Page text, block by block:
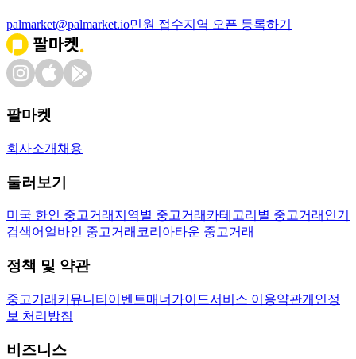
palmarket@palmarket.io민원 접수지역 오픈 등록하기
팔마켓
회사소개 채용
둘러보기
미국 한인 중고거래 지역별 중고거래 카테고리별 중고거래 인기
검색어 얼바인 중고거래 코리아타운 중고거래
정책 및 약관
중고거래 커뮤니티 이벤트매너가이드서비스 이용약관개인정
보 처리방침
비즈니스